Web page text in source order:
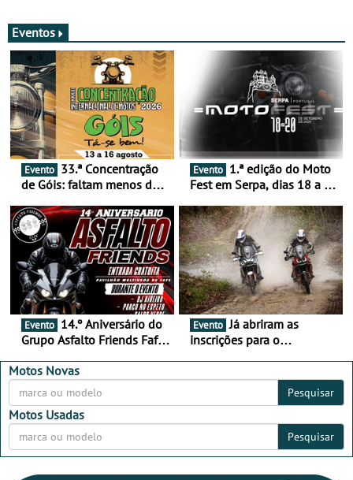
Eventos
Evento
de Góis: faltam menos de
16 de agosto
Evento
Fest em Serpa, dias 18 a 20
duas rodas invade o Baixo
Alentejo
Evento
Grupo Asfalto Friends Fafe,
2026
Evento Já abriram as
inscrições para o
Motos Novas
Pesquisar
Motos Usadas
Pesquisar